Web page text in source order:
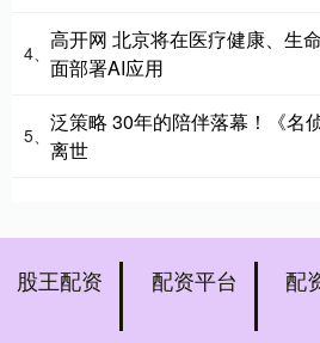
4、
高开网 北京将在医疗健康、生
面部署AI应用
5、
泛策略 30年的陪伴落幕！《名
离世
股王配资 配资平台 配